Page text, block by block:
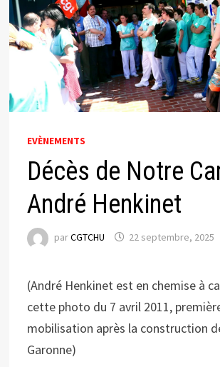
EVÈNEMENTS
Décès de Notre
André Henkinet
parCGTCHU 22 septembre, 2025
(André Henkinet est en chemise à
cette photo du 7 avril 2011,
mobilisation après la construction
Garonne)